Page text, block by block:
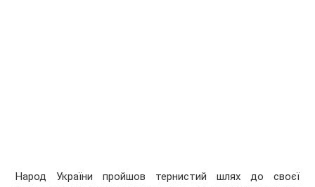
Народ України пройшов тернистий шлях до своєї